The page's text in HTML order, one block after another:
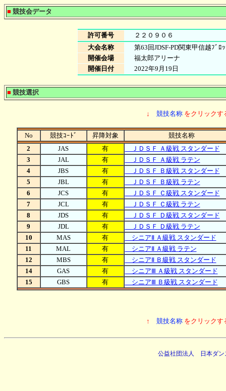
■ 競技会データ
許可番号
２２０９０６
大会名称
第63回JDSF-PD関東甲信越ﾌﾞﾛ
開催会場
福太郎アリーナ
開催日付
2022年9月19日
■ 競技選択
↓ 競技名称 をクリックす
No 競技ｺｰﾄﾞ 昇降対象
競技名称
2
JAS 有
ＪＤＳＦ Ａ級戦 スタンダード
3
JAL 有
ＪＤＳＦ Ａ級戦 ラテン
4
JBS 有
ＪＤＳＦ Ｂ級戦 スタンダード
5
JBL 有
ＪＤＳＦ Ｂ級戦 ラテン
6
JCS 有
ＪＤＳＦ Ｃ級戦 スタンダード
7
JCL 有
ＪＤＳＦ Ｃ級戦 ラテン
8
JDS 有
ＪＤＳＦ Ｄ級戦 スタンダード
9
JDL 有
ＪＤＳＦ Ｄ級戦 ラテン
10
MAS 有
シニアⅡ Ａ級戦 スタンダード
11
MAL 有
シニアⅡ Ａ級戦 ラテン
12
MBS 有
シニアⅡ Ｂ級戦 スタンダード
14
GAS 有
シニアⅢ Ａ級戦 スタンダード
15
GBS 有 シニアⅢ Ｂ級戦 スタンダード
↑ 競技名称 をクリックす
公益社団法人 日本ダ